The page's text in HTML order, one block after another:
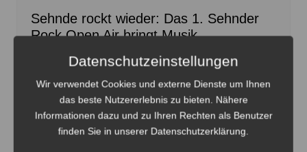
Sehnde rockt wieder: Das 1. Sehnder
Rock Open Air bringt Musik,
Datenschutzeinstellungen
Wir verwendet Cookies und externe Dienste um Ihnen
das beste Nutzererlebnis zu bieten. Nähere
Informationen dazu und zu Ihren Rechten als Benutzer
finden Sie in unserer Datenschutzerklärung.